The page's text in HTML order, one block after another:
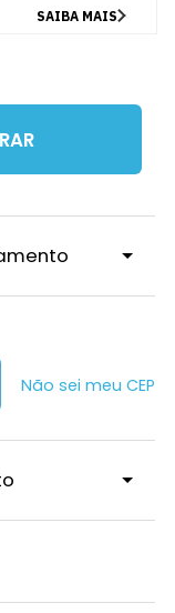
Não sei meu CEP